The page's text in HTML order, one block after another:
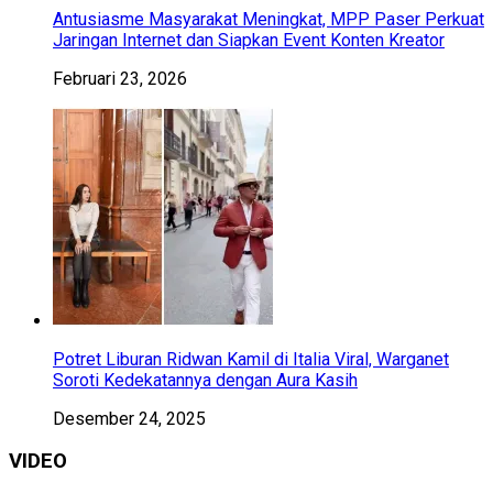
Antusiasme Masyarakat Meningkat, MPP Paser Perkuat
Jaringan Internet dan Siapkan Event Konten Kreator
Februari 23, 2026
Potret Liburan Ridwan Kamil di Italia Viral, Warganet
Soroti Kedekatannya dengan Aura Kasih
Desember 24, 2025
VIDEO